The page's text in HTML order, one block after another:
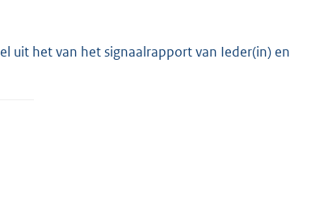
uit het van het signaalrapport van Ieder(in) en